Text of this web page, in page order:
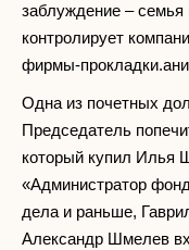
заблуждение – семья
контролирует
фирмы-
Одна из почетных
Председатель
который купил Илья
«Администратор
дела и раньше,
Александр Шмелев